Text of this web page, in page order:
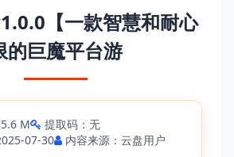
【一款智慧和耐心
的巨魔平台游
M
提取码：无
07-30
内容来源：云盘用户